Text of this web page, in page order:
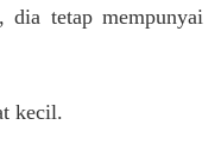
dia tetap mempunyai
kecil.